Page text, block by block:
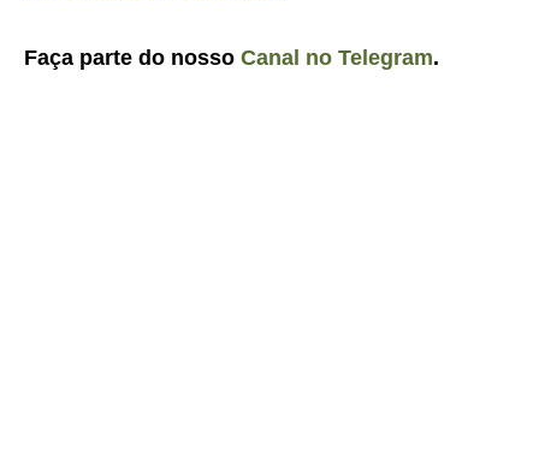
Faça parte do nosso Canal no Telegram.